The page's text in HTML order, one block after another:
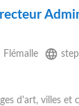
Flémalle language
d'art, villes et